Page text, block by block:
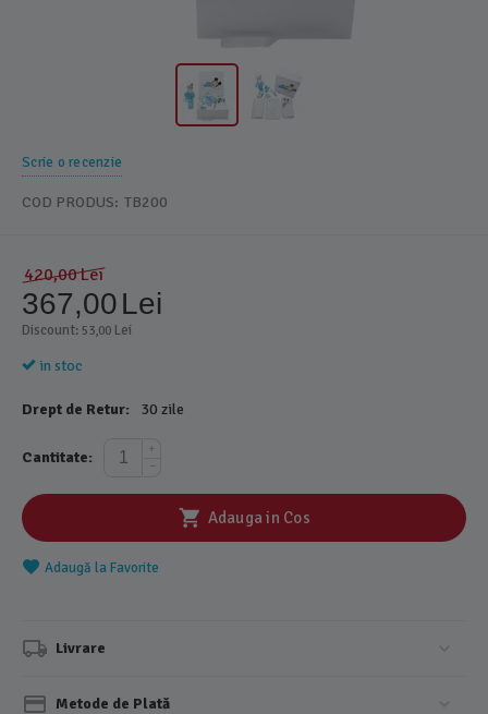
Scrie o recenzie
COD PRODUS: TB200
420,00Lei
367,00Lei
Discount: 53,00 Lei
in stoc
Drept de Retur: 30 zile
Cantitate:
+
−
Adauga in Cos
Adaugă la Favorite
Livrare
Metode de Plată